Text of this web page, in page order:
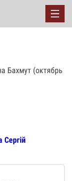
Бахмут (октябрь